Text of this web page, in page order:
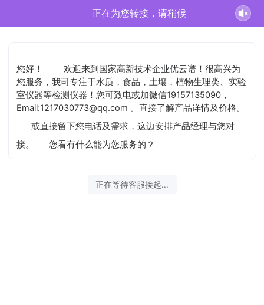
正在为您转接，请稍候
您好！
欢迎来到国家高新技术企业优云谱！很高兴为
您服务，我司专注于水质，食品，土壤，植物生理类、实验
室仪器等检测仪器！您可致电或加微信19157135090，
Email:1217030773@qq.com 。直接了解产品详情及价格。
或直接留下您电话及需求，这边安排产品经理与您对
接。
您看有什么能为您服务的？
正在等待客服接起...